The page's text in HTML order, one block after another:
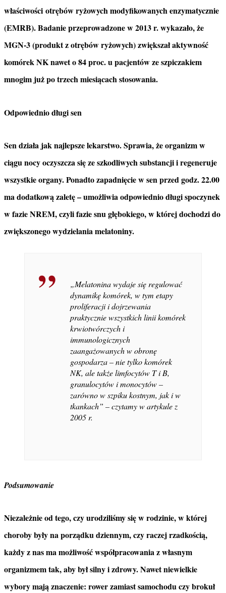
właściwości otrębów ryżowych modyfikowanych enzymatycznie
(EMRB).Badanie przeprowadzone w 2013 r. wykazało, że
MGN-3 (produkt z otrębów ryżowych) zwiększał aktywność
komórek NK nawet o 84 proc. u pacjentów ze szpiczakiem
mnogim już po trzech miesiącach stosowania.
Odpowiednio długi sen
Sen działa jak najlepsze lekarstwo. Sprawia, że organizm w
ciągu nocy oczyszcza się ze szkodliwych substancji i regeneruje
wszystkie organy. Ponadto zapadnięcie w sen przed godz. 22.00
ma dodatkową zaletę – umożliwia odpowiednio długi spoczynek
w fazie NREM, czyli fazie snu głębokiego, w której dochodzi do
zwiększonego wydzielania melatoniny.
„Melatonina wydaje się regulować
dynamikę komórek, w tym etapy
proliferacji i dojrzewania
praktycznie wszystkich linii komórek
krwiotwórczych i
immunologicznych
zaangażowanych w obronę
gospodarza – nie tylko komórek
NK, ale także limfocytów T i B,
granulocytów i monocytów –
zarówno w szpiku kostnym, jak i w
tkankach” –czytamy w artykule z
2005 r.
Podsumowanie
Niezależnie od tego, czy urodziliśmy się w rodzinie, w której
choroby były na porządku dziennym, czy raczej rzadkością,
każdy z nas ma możliwość współpracowania z własnym
organizmem tak, aby był silny i zdrowy. Nawet niewielkie
wybory mają znaczenie: rower zamiast samochodu czy brokuł